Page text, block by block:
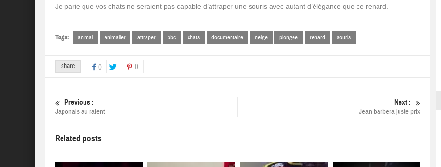
Je parie que vos chats ne seraient pas capable d’attraper une souris avec autant d’élégance que ce renard.
Tags: animal animalier attraper bbc chats documentaire neige plongée renard souris
share 0 0
Previous :
Japonais au ralenti
Next :
Jean barbera juste prix
Related posts